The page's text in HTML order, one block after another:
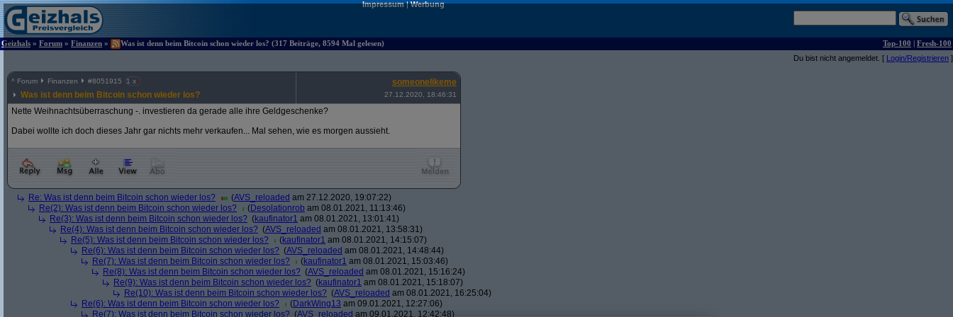
Impressum|Werbung
Geizhals » Forum » Finanzen » Was ist denn beim Bitcoin schon wieder los? (317 Beiträge, 8594 Mal gelesen) Top-100 | Fresh-100
Du bist nicht angemeldet. [ Login/Registrieren ]
^ Forum Finanzen #8051915 1 x
Was ist denn beim Bitcoin schon wieder los?
someonelikeme
27.12.2020, 18:46:31
Nette Weihnachtsüberraschung -. investieren da gerade alle ihre Geldgeschenke?
Dabei wollte ich doch dieses Jahr gar nichts mehr verkaufen... Mal sehen, wie es morgen aussieht.
Re: Was ist denn beim Bitcoin schon wieder los? (AVS_reloaded am 27.12.2020, 19:07:22)
Re(2): Was ist denn beim Bitcoin schon wieder los?
(Desolationrob am 08.01.2021, 11:13:46)
Re(3): Was ist denn beim Bitcoin schon wieder los? (kaufinator1 am 08.01.2021, 13:01:41)
Re(4): Was ist denn beim Bitcoin schon wieder los? (AVS_reloaded am 08.01.2021, 13:58:31)
Re(5): Was ist denn beim Bitcoin schon wieder los?
(kaufinator1 am 08.01.2021, 14:15:07)
Re(6): Was ist denn beim Bitcoin schon wieder los? (AVS_reloaded am 08.01.2021, 14:48:44)
Re(7): Was ist denn beim Bitcoin schon wieder los?
(kaufinator1 am 08.01.2021, 15:03:46)
Re(8): Was ist denn beim Bitcoin schon wieder los? (AVS_reloaded am 08.01.2021, 15:16:24)
Re(9): Was ist denn beim Bitcoin schon wieder los? (kaufinator1 am 08.01.2021, 15:18:07)
Re(10): Was ist denn beim Bitcoin schon wieder los? (AVS_reloaded am 08.01.2021, 16:25:04)
Re(6): Was ist denn beim Bitcoin schon wieder los?
(DarkWing13 am 09.01.2021, 12:27:06)
Re(7): Was ist denn beim Bitcoin schon wieder los? (AVS_reloaded am 09.01.2021, 12:42:48)